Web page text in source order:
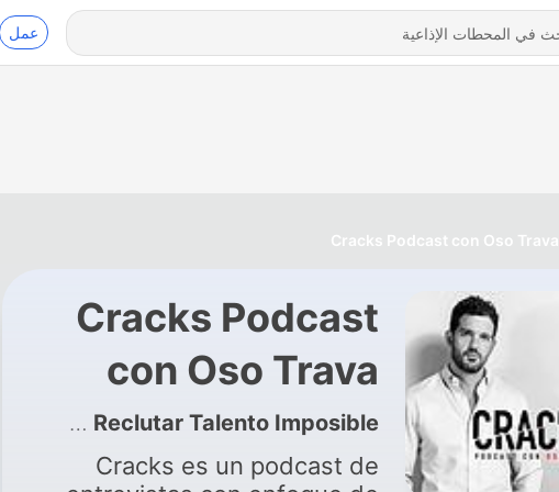
عمل
Cracks Podcast con Oso Trava
Cracks Podcast
con Oso Trava
398 - #395. Alejandro Ramos - SICLO, Construir Comunidades, Atraer Gran Talento y Reclutar Talento Imposible
Cracks es un podcast de